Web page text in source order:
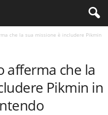
che la sua missione è includere Pikmin
afferma che la
Pikmin in